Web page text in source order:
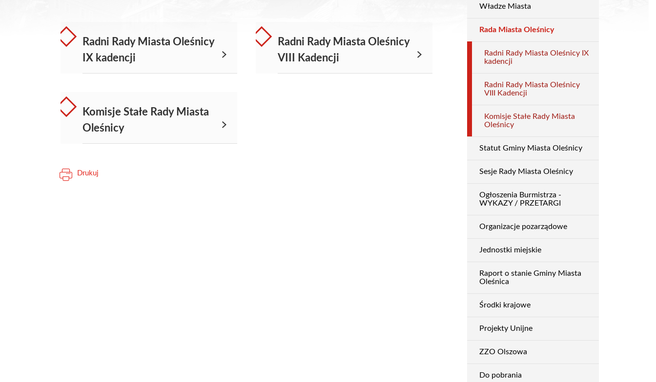
Radni Rady Miasta Oleśnicy
IX kadencji
Radni Rady Miasta Oleśnicy
VIII Kadencji
Komisje Stałe Rady Miasta
Oleśnicy
Drukuj
Władze Miasta
Rada Miasta Oleśnicy
Radni Rady Miasta Oleśnicy IX
kadencji
Radni Rady Miasta Oleśnicy
VIII Kadencji
Komisje Stałe Rady Miasta
Oleśnicy
Statut Gminy Miasta Oleśnicy
Sesje Rady Miasta Oleśnicy
Ogłoszenia Burmistrza -
WYKAZY / PRZETARGI
Organizacje pozarządowe
Jednostki miejskie
Raport o stanie Gminy Miasta
Oleśnica
Środki krajowe
Projekty Unijne
ZZO Olszowa
Do pobrania